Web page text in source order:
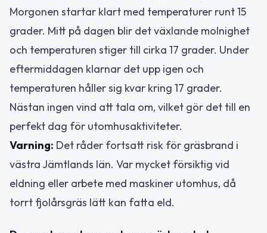
Morgonen startar klart med temperaturer runt 15
grader. Mitt på dagen blir det växlande molnighet
och temperaturen stiger till cirka 17 grader. Under
eftermiddagen klarnar det upp igen och
temperaturen håller sig kvar kring 17 grader.
Nästan ingen vind att tala om, vilket gör det till en
perfekt dag för utomhusaktiviteter.
Varning: Det råder fortsatt risk för gräsbrand i
västra Jämtlands län. Var mycket försiktig vid
eldning eller arbete med maskiner utomhus, då
torrt fjolårsgräs lätt kan fatta eld.